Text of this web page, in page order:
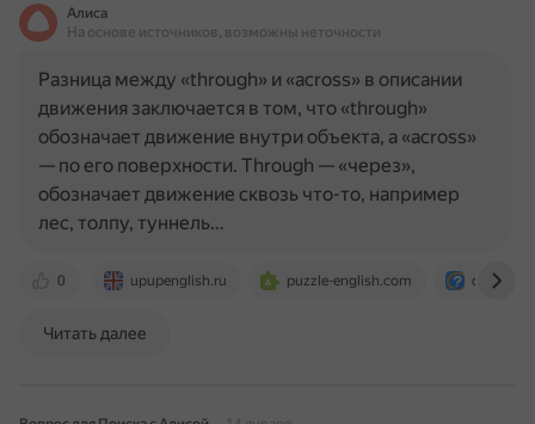
Алиса
На основе источников, возможны неточности
0 upupenglish.ru puzzle-english.com
Разница между «through» и «across» в описании
движения заключается в том, что «through»
обозначает движение внутри объекта, а «across»
— по его поверхности. Through — «через»,
обозначает движение сквозь что-то, например
лес, толпу, туннель…
Читать далее